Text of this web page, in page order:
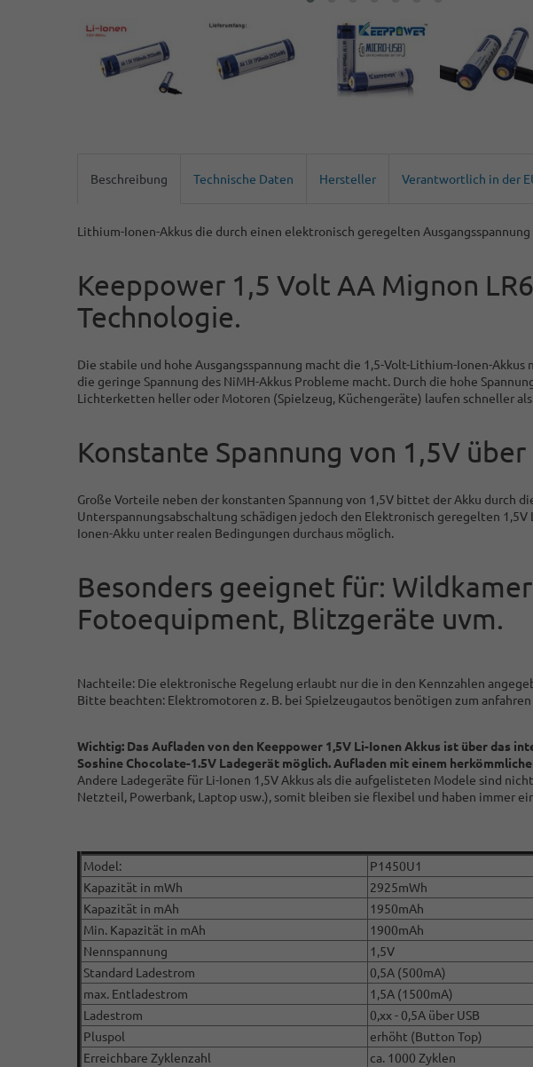
Beschreibung Technische Daten Hersteller Verantwortlich in der
Lithium-Ionen-Akkus die durch einen elektronisch geregelten
Keeppower 1,5 Volt AA Mignon
Technologie.
Die stabile und hohe Ausgangsspannung macht die 1,5-Volt-Lithium-Ionen-
die geringe Spannung des NiMH-Akkus Probleme macht. Durch die hohe
Lichterketten heller oder Motoren (Spielzeug, Küchengeräte) laufen schneller
Konstante Spannung von 1,5V
Große Vorteile neben der konstanten Spannung von 1,5V bittet der Akku durch
Unterspannungsabschaltung schädigen jedoch den Elektronisch geregelten
Ionen-Akku unter realen Bedingungen durchaus möglich.
Besonders geeignet für:
Fotoequipment, Blitzgeräte uvm.
Nachteile: Die elektronische Regelung erlaubt nur die in den Kennzahlen
Bitte beachten: Elektromotoren z. B. bei Spielzeugautos benötigen zum
Wichtig: Das Aufladen von den Keeppower 1,5V Li-Ionen Akkus ist über das
Soshine Chocolate-1.5V Ladegerät möglich. Aufladen mit einem
Andere Ladegeräte für Li-Ionen 1,5V Akkus als die aufgelisteten Modele sind
Netzteil, Powerbank, Laptop usw.), somit bleiben sie flexibel und haben immer
Model:
P1450U1
Kapazität in mWh
2925mWh
Kapazität in mAh
1950mAh
Min. Kapazität in mAh
1900mAh
Nennspannung
1,5V
Standard Ladestrom
0,5A (500mA)
max. Entladestrom
1,5A (1500mA)
Ladestrom
0,xx - 0,5A über USB
Pluspol
erhöht (Button Top)
Erreichbare Zyklenzahl
ca. 1000 Zyklen